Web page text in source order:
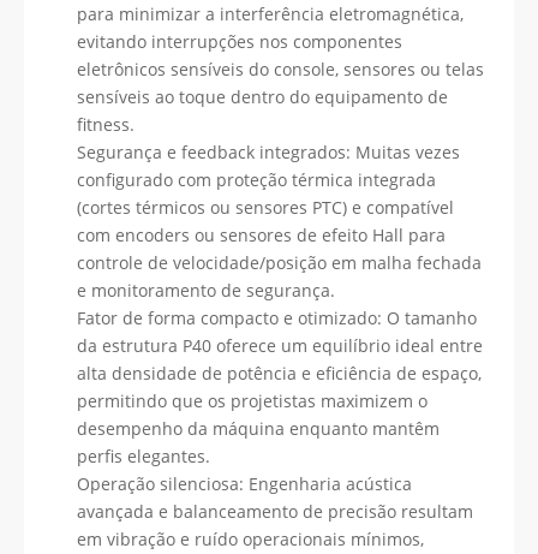
para minimizar a interferência eletromagnética,
evitando interrupções nos componentes
eletrônicos sensíveis do console, sensores ou telas
sensíveis ao toque dentro do equipamento de
fitness.
Segurança e feedback integrados: Muitas vezes
configurado com proteção térmica integrada
(cortes térmicos ou sensores PTC) e compatível
com encoders ou sensores de efeito Hall para
controle de velocidade/posição em malha fechada
e monitoramento de segurança.
Fator de forma compacto e otimizado: O tamanho
da estrutura P40 oferece um equilíbrio ideal entre
alta densidade de potência e eficiência de espaço,
permitindo que os projetistas maximizem o
desempenho da máquina enquanto mantêm
perfis elegantes.
Operação silenciosa: Engenharia acústica
avançada e balanceamento de precisão resultam
em vibração e ruído operacionais mínimos,